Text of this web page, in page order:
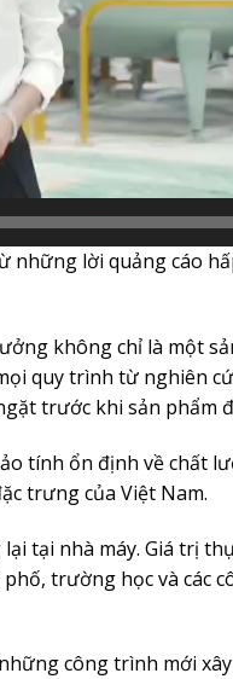
lời quảng cáo
không chỉ là một
quy trình từ nghiên
trước khi sản phẩm
tính ổn định về chất
trưng của Việt Nam.
tại nhà máy. Giá trị
trường học và các
công trình mới